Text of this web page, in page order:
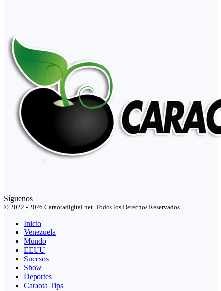
Síguenos
© 2022 - 2026 Caraotadigital.net. Todos los Derechos Reservados.
Inicio
Venezuela
Mundo
EEUU
Sucesos
Show
Deportes
Caraota Tips